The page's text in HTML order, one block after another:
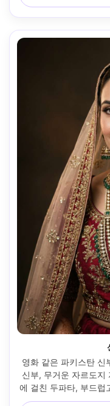
영화 같은 파키스탄 신
신부, 무거운 자르도지
에 걸친 두파타, 부드럽
라이트가 있는 스튜